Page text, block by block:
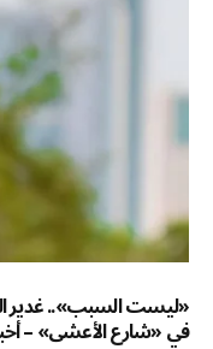
«ليست السبب».. غدير
في «شارع الأعشى» –